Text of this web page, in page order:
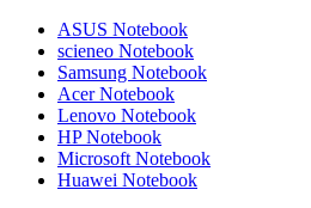
ASUS Notebook
scieneo Notebook
Samsung Notebook
Acer Notebook
Lenovo Notebook
HP Notebook
Microsoft Notebook
Huawei Notebook